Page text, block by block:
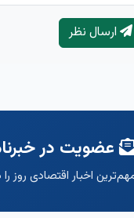
ارسال نظر
عضویت در
اخبار اقتصادی روز